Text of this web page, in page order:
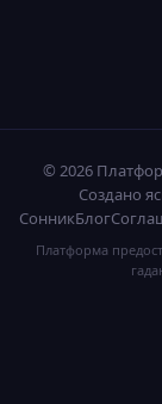
© 2026
Создано
СонникБлог
Платформа